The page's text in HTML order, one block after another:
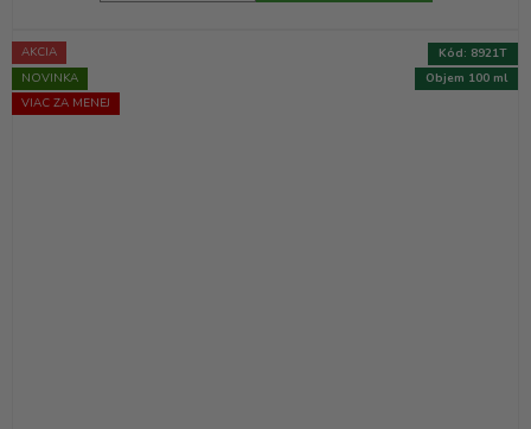
AKCIA
NOVINKA
VIAC ZA MENEJ
Objem 100 ml
Kód: 8921T